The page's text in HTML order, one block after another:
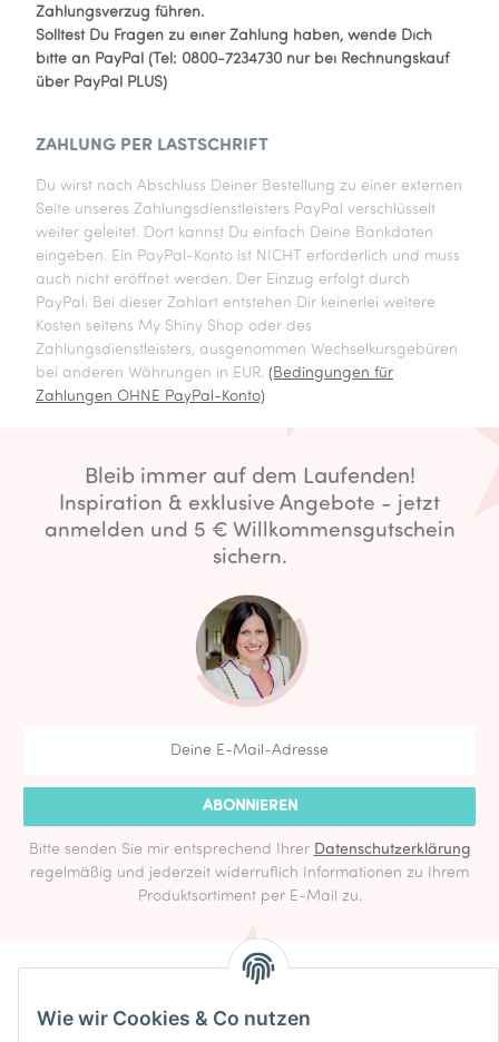
Wie wir Cookies & Co nutzen
Zahlungsverzug führen.
Solltest Du Fragen zu einer Zahlung haben, wende Dich
bitte an PayPal (Tel: 0800-7234730 nur bei Rechnungskauf
über PayPal PLUS)
ZAHLUNG PER LASTSCHRIFT
Du wirst nach Abschluss Deiner Bestellung zu einer externen
Seite unseres Zahlungsdienstleisters PayPal verschlüsselt
weiter geleitet. Dort kannst Du einfach Deine Bankdaten
eingeben. Ein PayPal-Konto ist NICHT erforderlich und muss
auch nicht eröffnet werden. Der Einzug erfolgt durch
PayPal. Bei dieser Zahlart entstehen Dir keinerlei weitere
Kosten seitens My Shiny Shop oder des
Zahlungsdienstleisters, ausgenommen Wechselkursgebüren
bei anderen Währungen in EUR. (Bedingungen für
Zahlungen OHNE PayPal-Konto)
Bleib immer auf dem Laufenden!
Inspiration & exklusive Angebote - jetzt
anmelden und 5 € Willkommensgutschein
sichern.
ABONNIEREN
Bitte senden Sie mir entsprechend Ihrer Datenschutzerklärung
regelmäßig und jederzeit widerruflich Informationen zu Ihrem
Produktsortiment per E-Mail zu.
Rechtlich